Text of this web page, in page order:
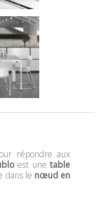
répondre aux
est une table
dans le nœud en